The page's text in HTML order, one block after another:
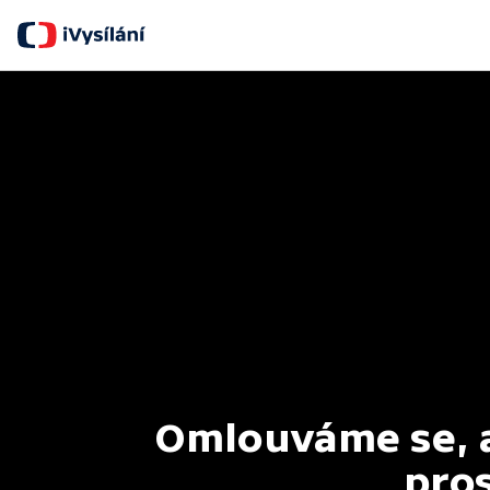
Omlouváme se,